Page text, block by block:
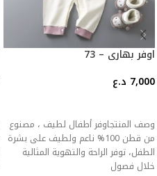
اوفر بهاري – 73
7,000 د.ع
وصف المنتجاوفر أطفال لطيف ، مصنوع
من قطن 100% ناعم ولطيف على بشرة
الطفل، توفر الراحة والتهوية المثالية
خلال فصول